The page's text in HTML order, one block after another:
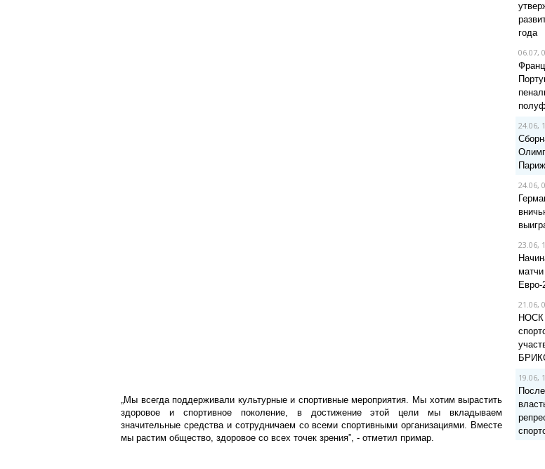
„Мы всегда поддерживали культурные и спортивные мероприятия. Мы хотим вырастить
здоровое и спортивное поколение, в достижение этой цели мы вкладываем
значительные средства и сотрудничаем со всеми спортивными организациями. Вместе
мы растим общество, здоровое со всех точек зрения”, - отметил примар.
года
06.07,
24.06,
24.06,
23.06,
матчи
Евро-
21.06,
НОСК
19.06,